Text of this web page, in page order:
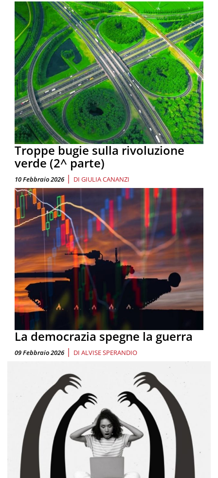
Troppe bugie sulla rivoluzione
verde (2^ parte)
10 Febbraio 2026 | DI GIULIA CANANZI
La democrazia spegne la guerra
09 Febbraio 2026 | DI ALVISE SPERANDIO